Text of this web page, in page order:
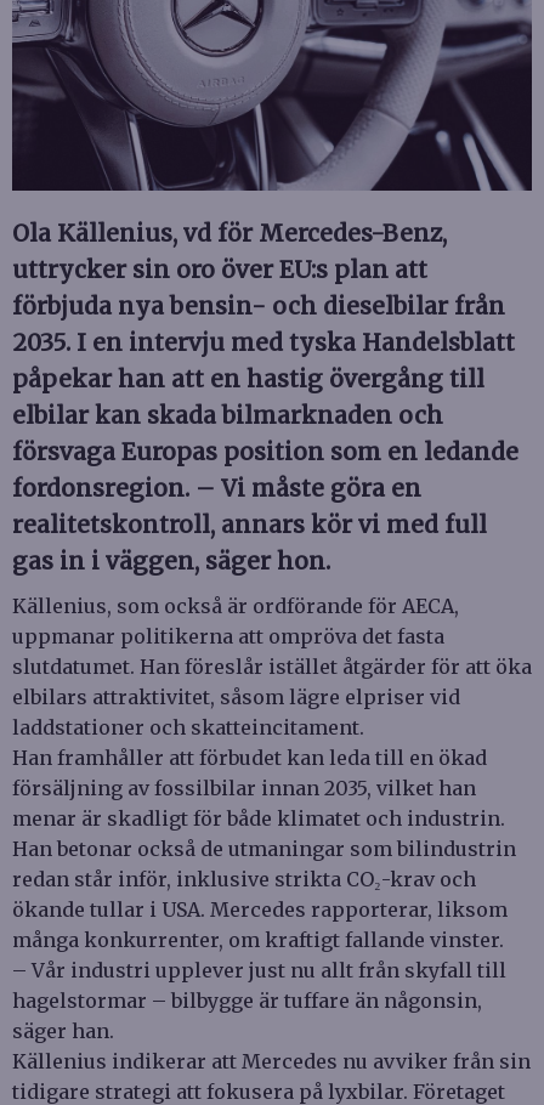
Ola Källenius, vd för Mercedes-Benz,
uttrycker sin oro över EU:s plan att
förbjuda nya bensin- och dieselbilar från
2035. I en intervju med tyska Handelsblatt
påpekar han att en hastig övergång till
elbilar kan skada bilmarknaden och
försvaga Europas position som en ledande
fordonsregion. – Vi måste göra en
realitetskontroll, annars kör vi med full
gas in i väggen, säger hon.
Källenius, som också är ordförande för AECA,
uppmanar politikerna att ompröva det fasta
slutdatumet. Han föreslår istället åtgärder för att öka
elbilars attraktivitet, såsom lägre elpriser vid
laddstationer och skatteincitament.
Han framhåller att förbudet kan leda till en ökad
försäljning av fossilbilar innan 2035, vilket han
menar är skadligt för både klimatet och industrin.
Han betonar också de utmaningar som bilindustrin
redan står inför, inklusive strikta CO₂-krav och
ökande tullar i USA. Mercedes rapporterar, liksom
många konkurrenter, om kraftigt fallande vinster.
– Vår industri upplever just nu allt från skyfall till
hagelstormar – bilbygge är tuffare än någonsin,
säger han.
Källenius indikerar att Mercedes nu avviker från sin
tidigare strategi att fokusera på lyxbilar. Företaget